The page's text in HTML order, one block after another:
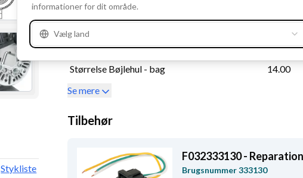
Stykliste
Remstrammerhul 1
Afstand - ophæng
Remskivediameter
48.00
Størrelse Bøjlehul - bag
14.00
Se mere
Tilbehør
F032333130 -
Brugsnummer333130
informationer for dit område.
Vælg land